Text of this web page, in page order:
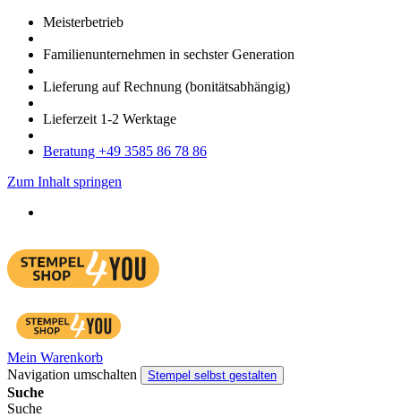
Meister­betrieb
Familien­unter­nehmen in sechster Gene­ration
Lieferung auf Rech­nung (bonitätsabhängig)
Liefer­zeit 1-2 Werk­tage
Bera­tung +49 3585 86 78 86
Zum Inhalt springen
Mein Warenkorb
Navigation umschalten
Stempel selbst gestalten
Suche
Suche